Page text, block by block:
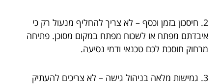
2. חיסכון בזמן וכסף – לא צריך להחליף מנעול רק כי
איבדתם מפתח או לשכוח מפתח במקום מסוכן. פתיחה
מרחוק חוסכת לכם טכנאי ודמי נסיעה.
3. גמישות מלאה בניהול גישה – לא צריכים להעתיק